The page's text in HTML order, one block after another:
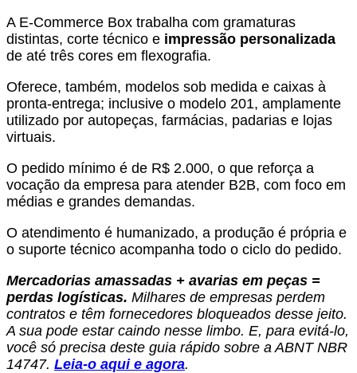
A E-Commerce Box trabalha com gramaturas
distintas, corte técnico e impressão personalizada
de até três cores em flexografia.
Oferece, também, modelos sob medida e caixas à
pronta-entrega; inclusive o modelo 201, amplamente
utilizado por autopeças, farmácias, padarias e lojas
virtuais.
O pedido mínimo é de R$ 2.000, o que reforça a
vocação da empresa para atender B2B, com foco em
médias e grandes demandas.
O atendimento é humanizado, a produção é própria e
o suporte técnico acompanha todo o ciclo do pedido.
Mercadorias amassadas + avarias em peças =
perdas logísticas. Milhares de empresas perdem
contratos e têm fornecedores bloqueados desse jeito.
A sua pode estar caindo nesse limbo. E, para evitá-lo,
você só precisa deste guia rápido sobre a ABNT NBR
14747. Leia-o aqui e agora.